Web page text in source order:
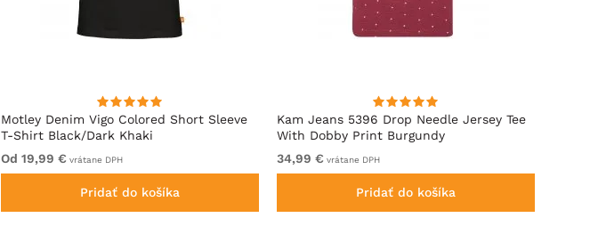
Motley Denim Vigo Colored Short Sleeve
T-Shirt Black/Dark Khaki
Od 19,99 € vrátane DPH
Pridať do košíka
Kam Jeans 5396 Drop Needle Jersey Tee
With Dobby Print Burgundy
34,99 € vrátane DPH
Pridať do košíka